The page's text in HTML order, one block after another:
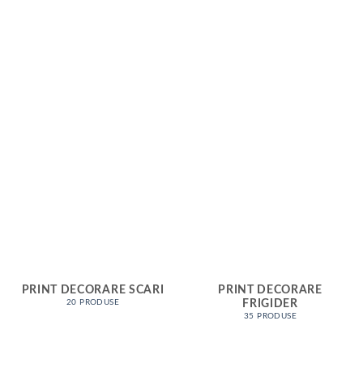
PRINT DECORARE SCARI
20 PRODUSE
PRINT DECORARE
FRIGIDER
35 PRODUSE